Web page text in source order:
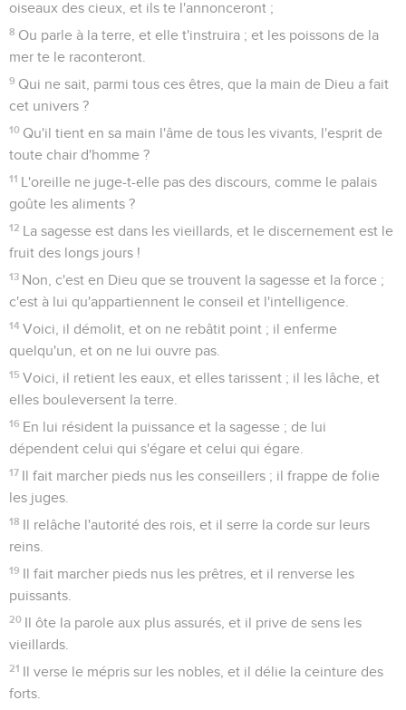
oiseaux des cieux, et ils te l'annonceront ;
8 Ou parle à la terre, et elle t'instruira ; et les poissons de la
mer te le raconteront.
9 Qui ne sait, parmi tous ces êtres, que la main de Dieu a fait
cet univers ?
10 Qu'il tient en sa main l'âme de tous les vivants, l'esprit de
toute chair d'homme ?
11 L'oreille ne juge-t-elle pas des discours, comme le palais
goûte les aliments ?
12 La sagesse est dans les vieillards, et le discernement est le
fruit des longs jours !
13 Non, c'est en Dieu que se trouvent la sagesse et la force ;
c'est à lui qu'appartiennent le conseil et l'intelligence.
14 Voici, il démolit, et on ne rebâtit point ; il enferme
quelqu'un, et on ne lui ouvre pas.
15 Voici, il retient les eaux, et elles tarissent ; il les lâche, et
elles bouleversent la terre.
16 En lui résident la puissance et la sagesse ; de lui
dépendent celui qui s'égare et celui qui égare.
17 Il fait marcher pieds nus les conseillers ; il frappe de folie
les juges.
18 Il relâche l'autorité des rois, et il serre la corde sur leurs
reins.
19 Il fait marcher pieds nus les prêtres, et il renverse les
puissants.
20 Il ôte la parole aux plus assurés, et il prive de sens les
vieillards.
21 Il verse le mépris sur les nobles, et il délie la ceinture des
forts.